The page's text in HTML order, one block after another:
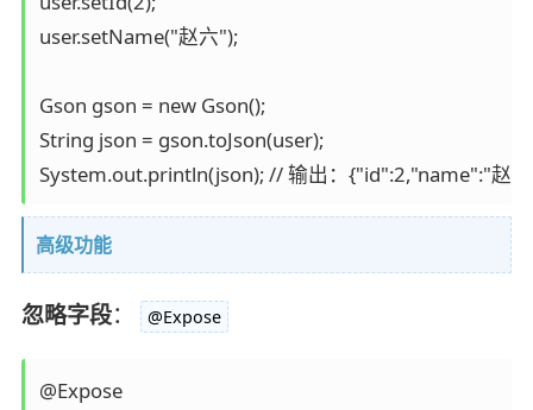
user.setName("赵六");
Gson gson = new Gson();
String json = gson.toJson(user);
高级功能
忽略字段： @Expose
@Expose